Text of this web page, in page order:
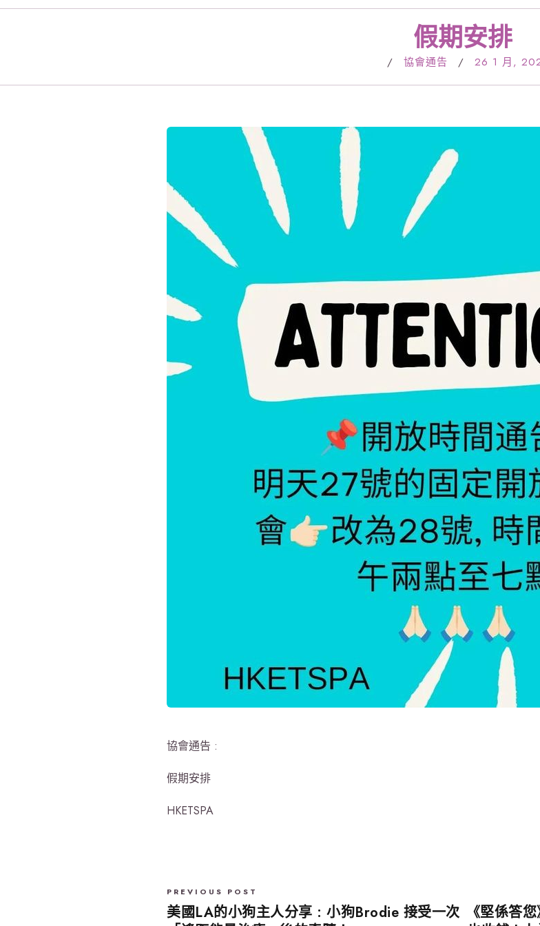
假期安排
/ 協會通告 / 26 1 月,
協會通告 :
假期安排
HKETSPA
PREVIOUS POST
美國LA的小狗主人分享 : 小狗Brodie 接受一次
《堅係答